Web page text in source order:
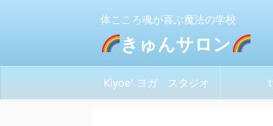
体こころ魂が喜ぶ魔法の学校
きゅんサロン
Kiyoe' ヨガ スタジオ